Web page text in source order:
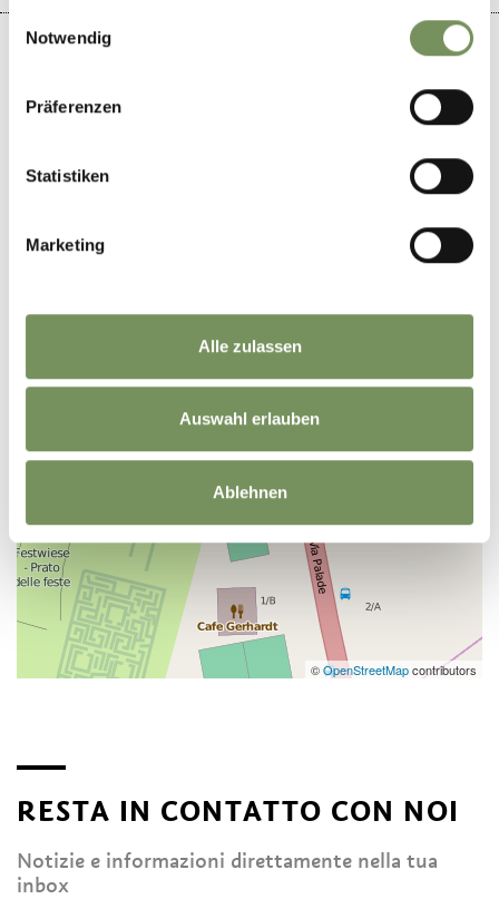
Einwilligungsauswahl
Notwendig
Präferenzen
Statistiken
Marketing
Alle zulassen
Auswahl erlauben
Ablehnen
©OpenStreetMapcontributors
RESTA IN CONTATTO CON NOI
Notizie e informazioni direttamente nella tua
inbox